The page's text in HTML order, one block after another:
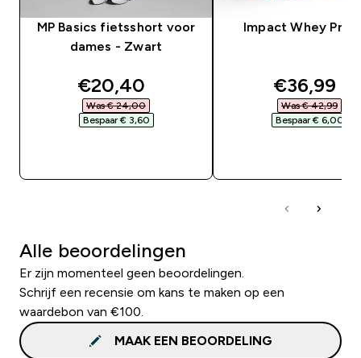
MP Basics fietsshort voor
dames - Zwart
discounted price
€20,40‎
Was € 24,00‎
Bespaar € 3,60‎
Impact Whey
€36,99‎
Was € 42,99‎
Bespaar € 6,00‎
Alle beoordelingen
Er zijn momenteel geen beoordelingen.
Schrijf een recensie om kans te maken op een
waardebon van €100.
MAAK EEN BEOORDELING